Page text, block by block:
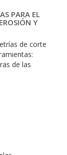
PARA EL
Y
de corte
de las